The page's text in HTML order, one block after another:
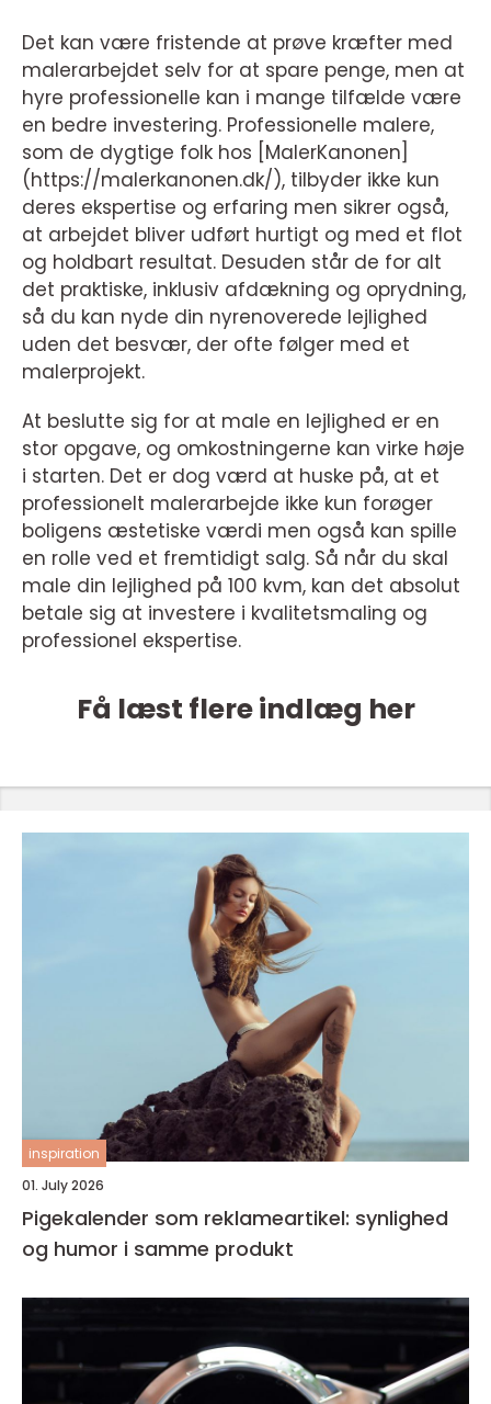
Det kan være fristende at prøve kræfter med
malerarbejdet selv for at spare penge, men at
hyre professionelle kan i mange tilfælde være
en bedre investering. Professionelle malere,
som de dygtige folk hos [MalerKanonen]
(https://malerkanonen.dk/), tilbyder ikke kun
deres ekspertise og erfaring men sikrer også,
at arbejdet bliver udført hurtigt og med et flot
og holdbart resultat. Desuden står de for alt
det praktiske, inklusiv afdækning og oprydning,
så du kan nyde din nyrenoverede lejlighed
uden det besvær, der ofte følger med et
malerprojekt.
At beslutte sig for at male en lejlighed er en
stor opgave, og omkostningerne kan virke høje
i starten. Det er dog værd at huske på, at et
professionelt malerarbejde ikke kun forøger
boligens æstetiske værdi men også kan spille
en rolle ved et fremtidigt salg. Så når du skal
male din lejlighed på 100 kvm, kan det absolut
betale sig at investere i kvalitetsmaling og
professionel ekspertise.
Få læst flere indlæg her
inspiration
01. July 2026
Pigekalender som reklameartikel: synlighed
og humor i samme produkt